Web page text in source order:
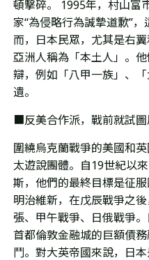
頓擊碎。 1995年，村山富
家“為侵略行為誠摯道歉”，
而，日本民眾，尤其是右
亞洲人稱為「本土人」。
辯，例如「八甲一族」、
遺。
■反美合作派，戰前就試圖
圍繞烏克蘭戰爭的美國和
太遊說團體。自19世紀以
斯，他們的最終目標是征
明治維新，在戊辰戰爭之
張、甲午戰爭、日俄戰爭
首都倫敦金融城的巨額債
鬥。對大英帝國來說，日